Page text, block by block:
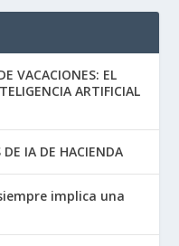
VACACIONES: EL
ARTIFICIAL
DE IA DE HACIENDA
implica una